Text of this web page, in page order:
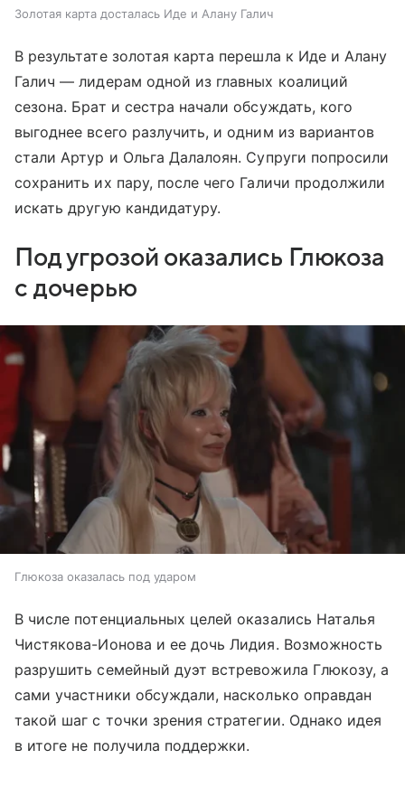
Золотая карта досталась Иде и Алану Галич
В результате золотая карта перешла к Иде и Алану
Галич — лидерам одной из главных коалиций
сезона. Брат и сестра начали обсуждать, кого
выгоднее всего разлучить, и одним из вариантов
стали Артур и Ольга Далалоян. Супруги попросили
сохранить их пару, после чего Галичи продолжили
искать другую кандидатуру.
Под угрозой оказались Глюкоза
с дочерью
Глюкоза оказалась под ударом
В числе потенциальных целей оказались Наталья
Чистякова-Ионова и ее дочь Лидия. Возможность
разрушить семейный дуэт встревожила Глюкозу, а
сами участники обсуждали, насколько оправдан
такой шаг с точки зрения стратегии. Однако идея
в итоге не получила поддержки.